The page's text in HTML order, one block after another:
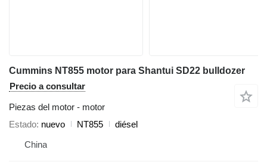
Cummins NT855 motor para Shantui SD22 bulldozer
Precio a consultar
Piezas del motor - motor
Estado nuevo NT855
diésel
China